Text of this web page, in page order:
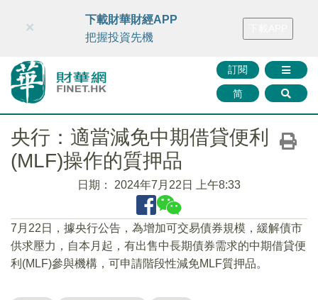
財華智庫網 FINTV FINMETA 財華證券 媒體矩陣
訂閱
简
×
下載財華財經APP
把握投資先機
央行：適當減免中期借貸便利
(MLF)操作的質押品
日期： 2024年7月22日 上午8:33
7月22日，據央行公告，為增加可交易債券規模，緩解債市
供求壓力，自本月起，有出售中長期債券需求的中期借貸便
利(MLF)參與機構，可申請階段性減免MLF質押品。